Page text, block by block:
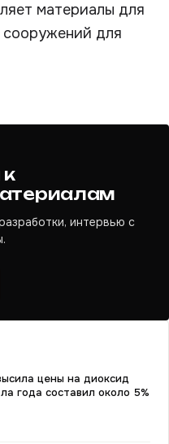
материалы для
сооружений для
интервью с
цены на диоксид
года составил около 5%